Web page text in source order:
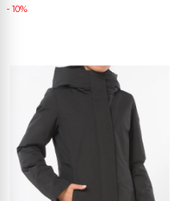
- 10%